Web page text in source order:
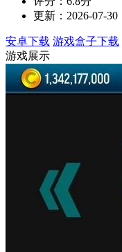
更新：2026-07-30
安卓下载 游戏盒子下载
游戏展示